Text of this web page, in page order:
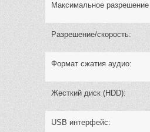
Максимальное
Разрешение/скорость:
Формат сжатия аудио:
Жесткий диск (HDD):
USB интерфейс: